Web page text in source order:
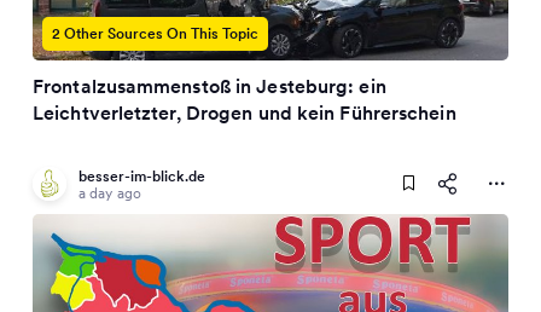
2 Other Sources On This Topic
Frontalzusammenstoß in Jesteburg: ein
Leichtverletzter, Drogen und kein Führerschein
besser-im-blick.de
a day ago